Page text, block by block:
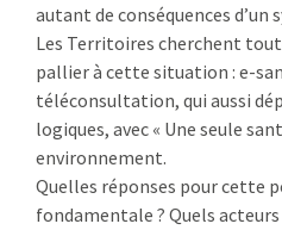
autant de conséquences d’un
Les Territoires cherchent
pallier à cette situation : e-
téléconsultation, qui aussi
logiques, avec « Une seule
environnement.
Quelles réponses pour cette
fondamentale ? Quels